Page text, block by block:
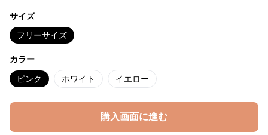
サイズ
フリーサイズ
カラー
ピンク ホワイト イエロー
購入画面に進む